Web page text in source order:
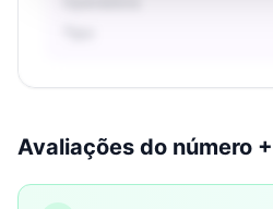
Avaliações do número